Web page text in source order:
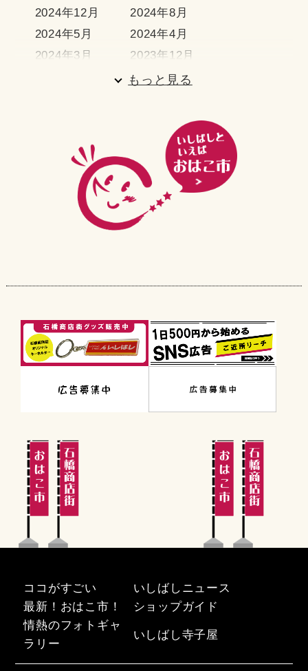
2024年12月
2024年8月
2024年5月
2024年4月
2024年3月
2023年12月
2023年10月
2023年3月
2023年1月
2022年12月
2022年11月
2022年10月
2022年9月
2022年7月
2022年4月
2022年3月
2020年12月
2020年9月
2017年9月
2016年7月
2016年6月
2016年5月
2015年4月
2014年10月
2014年4月
もっと見る
ココがすごい
いしばしニュース
最新！おはこ市！
ショップガイド
情熱のフォトギャ
ラリー
いしばし寺子屋